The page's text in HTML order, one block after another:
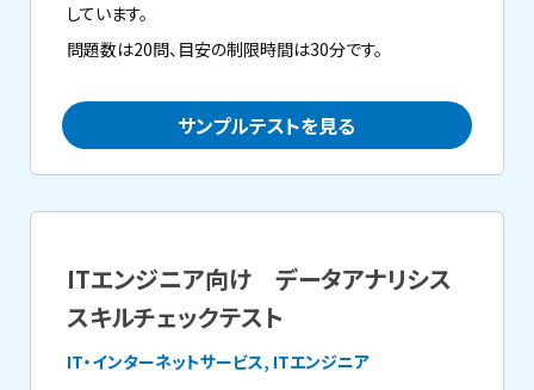
しています。
問題数は20問、目安の制限時間は30分です。
サンプルテストを見る
ITエンジニア向け データアナリシス
スキルチェックテスト
IT・インターネットサービス, ITエンジニア